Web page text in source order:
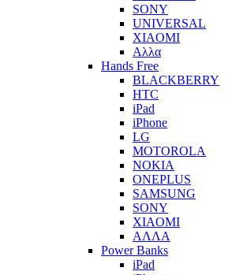
SONY
UNIVERSAL
XIAOMI
Αλλα
Hands Free
BLACKBERRY
HTC
iPad
iPhone
LG
MOTOROLA
NOKIA
ONEPLUS
SAMSUNG
SONY
XIAOMI
ΑΛΛΑ
Power Banks
iPad